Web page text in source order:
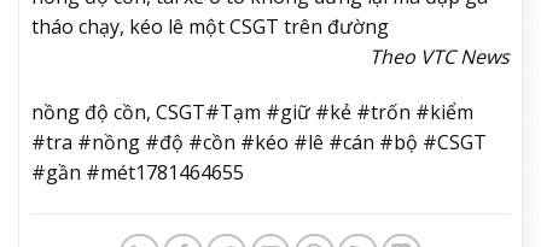
tháo chạy, kéo lê một CSGT trên đường
Theo VTC News
nồng độ cồn, CSGT#Tạm #giữ #kẻ #trốn #kiểm
#tra #nồng #độ #cồn #kéo #lê #cán #bộ #CSGT
#gần #mét1781464655